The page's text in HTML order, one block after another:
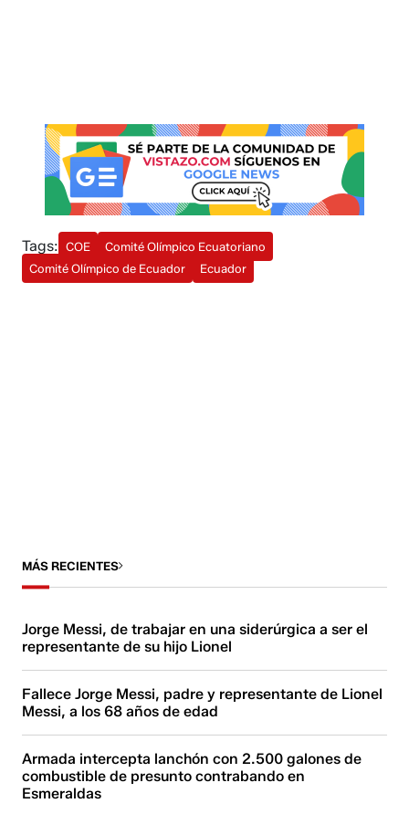
Tags: COE
Comité Olímpico Ecuatoriano
Comité Olímpico de Ecuador
Ecuador
MÁS RECIENTES
Jorge Messi, de trabajar en una siderúrgica a ser el
representante de su hijo Lionel
Fallece Jorge Messi, padre y representante de Lionel
Messi, a los 68 años de edad
Armada intercepta lanchón con 2.500 galones de
combustible de presunto contrabando en
Esmeraldas